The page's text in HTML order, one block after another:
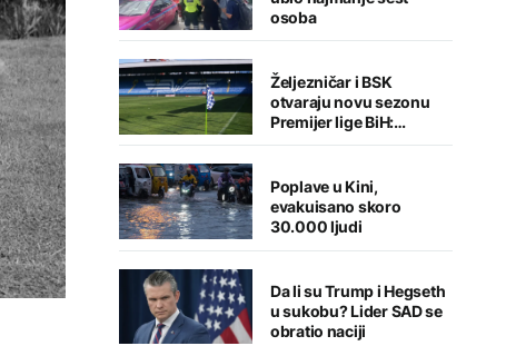
osoba
Željezničar i BSK
otvaraju novu sezonu
Premijer lige BiH:
Sarajlije u problemima,
Poplave u Kini,
evakuisano skoro
30.000 ljudi
Da li su Trump i Hegseth
u sukobu? Lider SAD se
obratio naciji